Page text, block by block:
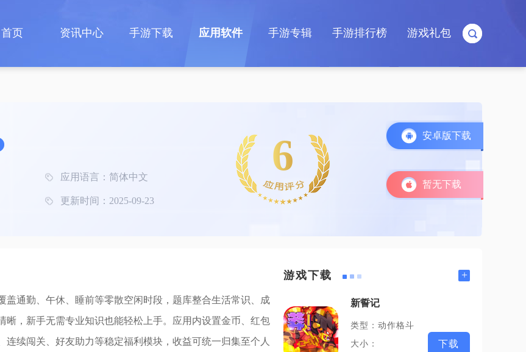
首页 资讯中心 手游下载 应用软件 手游专辑 手游排行榜 游戏礼包
应用语言：简体中文
更新时间：2025-09-23
6 安卓版下载
暂无下载
通勤、午休、睡前等零散空闲时段，题库整合生活常识、成
，新手无需专业知识也能轻松上手。应用内设置金币、红包
续闯关、好友助力等稳定福利模块，收益可统一归集至个人
游戏下载 +
新誓记
类型：动作格斗
大小：
下载